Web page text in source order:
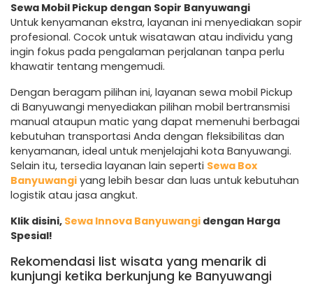
Sewa Mobil Pickup dengan Sopir Banyuwangi
Untuk kenyamanan ekstra, layanan ini menyediakan sopir
profesional. Cocok untuk wisatawan atau individu yang
ingin fokus pada pengalaman perjalanan tanpa perlu
khawatir tentang mengemudi.
Dengan beragam pilihan ini, layanan sewa mobil Pickup
di Banyuwangi menyediakan pilihan mobil bertransmisi
manual ataupun matic yang dapat memenuhi berbagai
kebutuhan transportasi Anda dengan fleksibilitas dan
kenyamanan, ideal untuk menjelajahi kota Banyuwangi.
Selain itu, tersedia layanan lain seperti Sewa Box
Banyuwangi yang lebih besar dan luas untuk kebutuhan
logistik atau jasa angkut.
Klik disini, Sewa Innova Banyuwangi dengan Harga
Spesial!
Rekomendasi list wisata yang menarik di
kunjungi ketika berkunjung ke Banyuwangi